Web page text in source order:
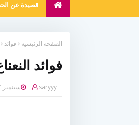
قصيدة عن
الصفحة الرئيسية فوائد
فوائد
saryyy سبتمبر 07, 2016